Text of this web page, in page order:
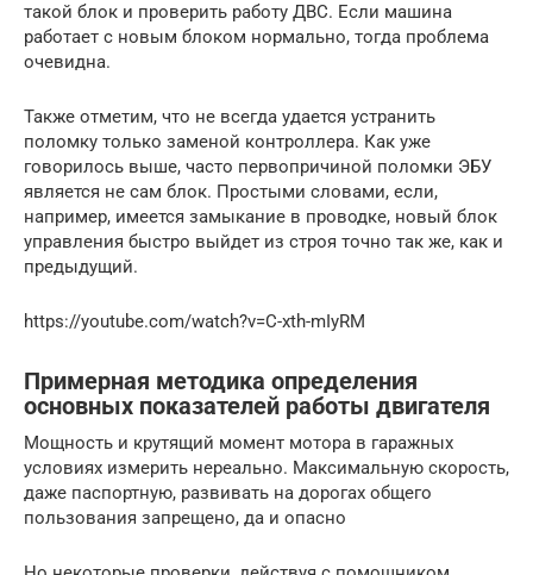
такой блок и проверить работу ДВС. Если машина
работает с новым блоком нормально, тогда проблема
очевидна.
Также отметим, что не всегда удается устранить
поломку только заменой контроллера. Как уже
говорилось выше, часто первопричиной поломки ЭБУ
является не сам блок. Простыми словами, если,
например, имеется замыкание в проводке, новый блок
управления быстро выйдет из строя точно так же, как и
предыдущий.
https://youtube.com/watch?v=C-xth-mIyRM
Примерная методика определения
основных показателей работы двигателя
Мощность и крутящий момент мотора в гаражных
условиях измерить нереально. Максимальную скорость,
даже паспортную, развивать на дорогах общего
пользования запрещено, да и опасно